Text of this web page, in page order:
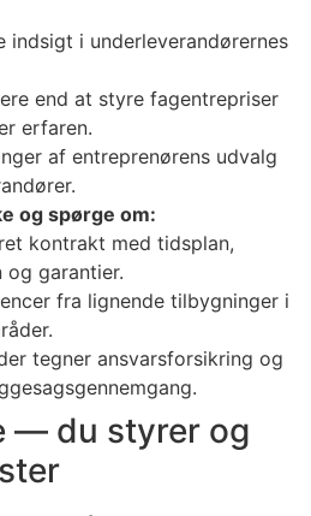
indsigt i underleverandørernes
end at styre fagentrepriser
erfaren.
af entreprenørens udvalg
og spørge om:
kontrakt med tidsplan,
og garantier.
fra lignende tilbygninger i
tegner ansvarsforsikring og
— du styrer og